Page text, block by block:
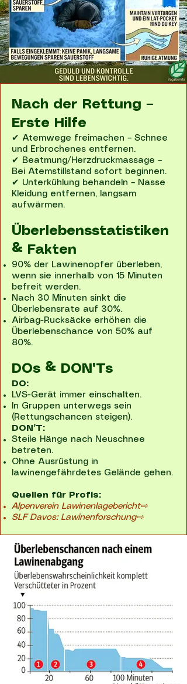
Nach der Rettung –
Erste Hilfe
✔ Atemwege freimachen – Schnee
und Erbrochenes entfernen.
✔ Beatmung/Herzdruckmassage –
Bei Atemstillstand sofort beginnen.
✔ Unterkühlung behandeln – Nasse
Kleidung entfernen, langsam
aufwärmen.
Überlebensstatistiken
& Fakten
90% der Lawinenopfer überleben,
wenn sie innerhalb von 15 Minuten
befreit werden.
Nach 30 Minuten sinkt die
Überlebensrate auf 30%.
Airbag-Rucksäcke erhöhen die
Überlebenschance von 50% auf
80%.
DOs & DON'Ts
DO:
LVS-Gerät immer einschalten.
In Gruppen unterwegs sein
(Rettungschancen steigen).
DON’T:
Steile Hänge nach Neuschnee
betreten.
Ohne Ausrüstung in
lawinengefährdetes Gelände gehen.
Quellen für Profis:
Alpenverein Lawinenlagebericht⇨
SLF Davos: Lawinenforschung⇨